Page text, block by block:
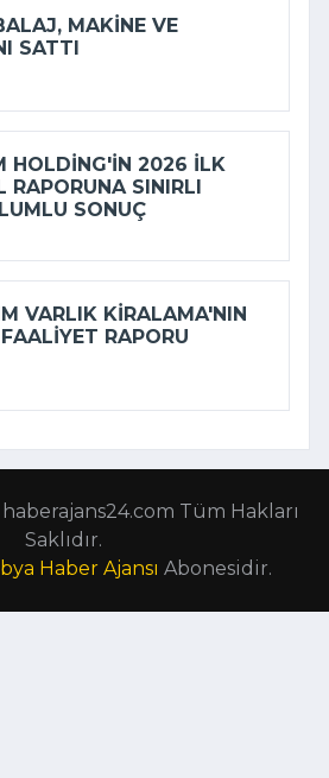
MAKINE VE
SATTI
HOLDING'IN 2026 ILK
RAPORUNA SINIRLI
SONUÇ
VARLIK KIRALAMA'NIN
RAPORU
Tüm Hakları
Saklıdır.
Haber Ajansı Abonesidir.